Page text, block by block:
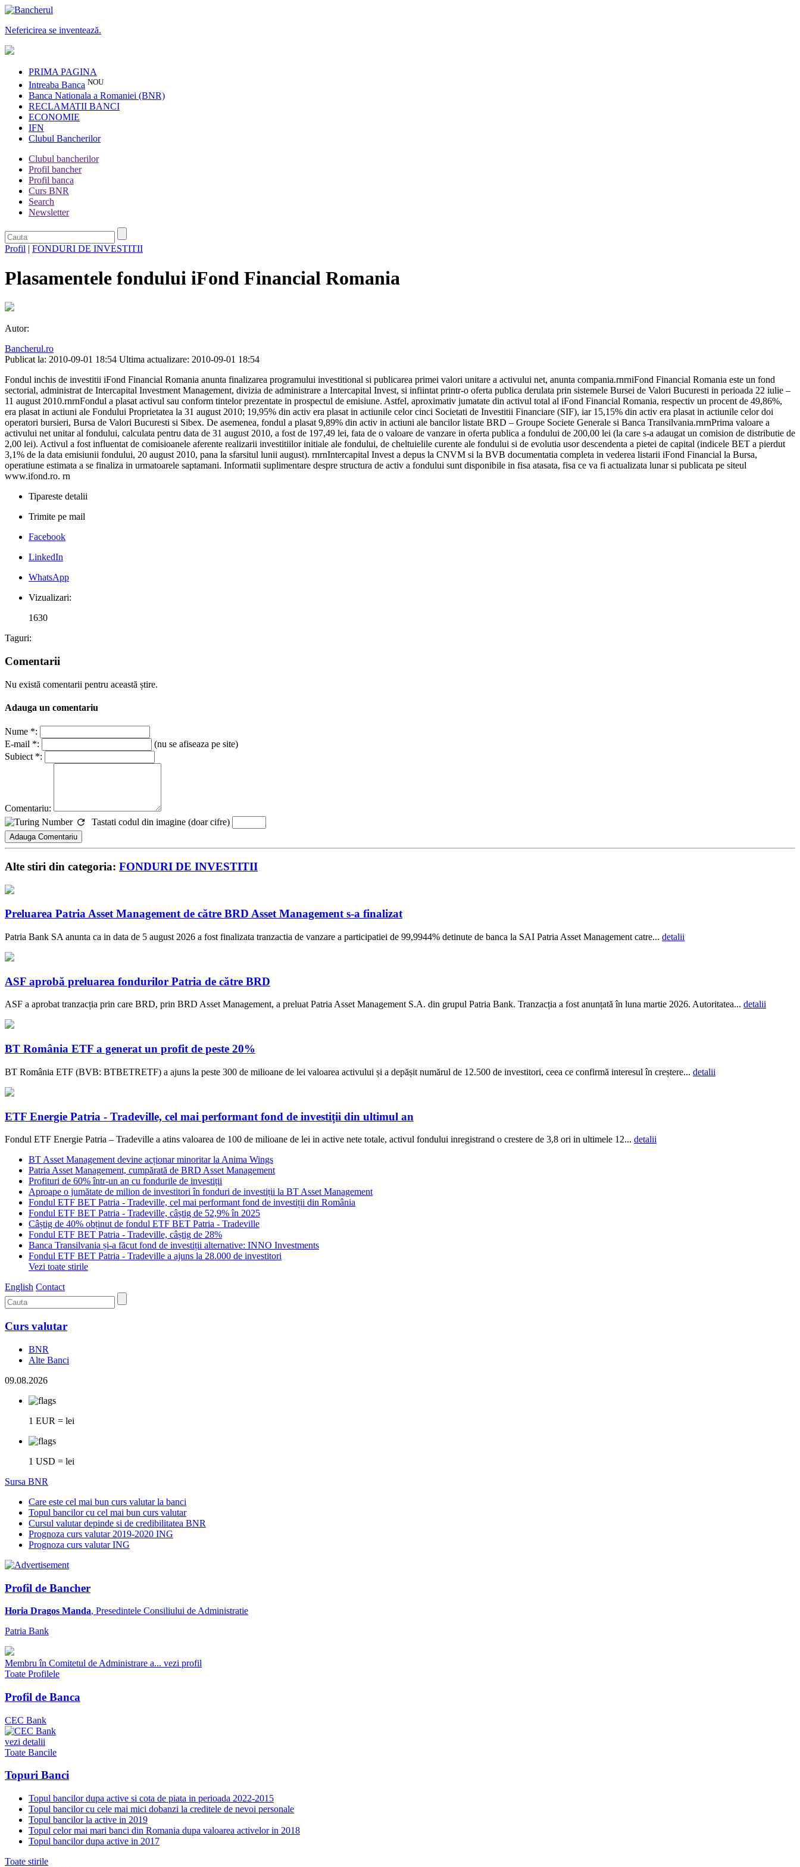
Nefericirea se inventează.
PRIMA PAGINA
Intreaba Banca NOU
Banca Nationala a Romaniei (BNR)
RECLAMATII BANCI
ECONOMIE
IFN
Clubul Bancherilor
Clubul bancherilor
Profil bancher
Profil banca
Curs BNR
Search
Newsletter
Profil | FONDURI DE INVESTITII
Plasamentele fondului iFond Financial Romania
Autor:
Bancherul.ro
Publicat la: 2010-09-01 18:54 Ultima actualizare: 2010-09-01 18:54
Fondul inchis de investitii iFond Financial Romania anunta finalizarea programului investitional si publicarea primei valori unitare a activului net, anunta compania.rnrniFond Financial Romania este un fond
sectorial, administrat de Intercapital Investment Management, divizia de administrare a Intercapital Invest, si infiintat printr-o oferta publica derulata prin sistemele Bursei de Valori Bucuresti in perioada 22 iulie –
11 august 2010.rnrnFondul a plasat activul sau conform tintelor prezentate in prospectul de emisiune. Astfel, aproximativ jumatate din activul total al iFond Financial Romania, respectiv un procent de 49,86%,
era plasat in actiuni ale Fondului Proprietatea la 31 august 2010; 19,95% din activ era plasat in actiunile celor cinci Societati de Investitii Financiare (SIF), iar 15,15% din activ era plasat in actiunile celor doi
operatori bursieri, Bursa de Valori Bucuresti si Sibex. De asemenea, fondul a plasat 9,89% din activ in actiuni ale bancilor listate BRD – Groupe Societe Generale si Banca Transilvania.rnrnPrima valoare a
activului net unitar al fondului, calculata pentru data de 31 august 2010, a fost de 197,49 lei, fata de o valoare de vanzare in oferta publica a fondului de 200,00 lei (la care s-a adaugat un comision de distributie de
2,00 lei). Activul a fost influentat de comisioanele aferente realizarii investitiilor initiale ale fondului, de cheltuielile curente ale fondului si de evolutia usor descendenta a pietei de capital (indicele BET a pierdut
3,1% de la data emisiunii fondului, 20 august 2010, pana la sfarsitul lunii august). rnrnIntercapital Invest a depus la CNVM si la BVB documentatia completa in vederea listarii iFond Financial la Bursa,
operatiune estimata a se finaliza in urmatoarele saptamani. Informatii suplimentare despre structura de activ a fondului sunt disponibile in fisa atasata, fisa ce va fi actualizata lunar si publicata pe siteul
www.ifond.ro. rn
Tipareste detalii
Trimite pe mail
Facebook
LinkedIn
WhatsApp
Vizualizari:
1630
Taguri:
Comentarii
Nu există comentarii pentru această știre.
Adauga un comentariu
Nume *:
E-mail *:
(nu se afiseaza pe site)
Subiect *:
Comentariu:
Tastati codul din imagine (doar cifre)
Alte stiri din categoria: FONDURI DE INVESTITII
Preluarea Patria Asset Management de către BRD Asset Management s-a finalizat
Patria Bank SA anunta ca in data de 5 august 2026 a fost finalizata tranzactia de vanzare a participatiei de 99,9944% detinute de banca la SAI Patria Asset Management catre... detalii
ASF aprobă preluarea fondurilor Patria de către BRD
ASF a aprobat tranzacția prin care BRD, prin BRD Asset Management, a preluat Patria Asset Management S.A. din grupul Patria Bank. Tranzacția a fost anunțată în luna martie 2026. Autoritatea... detalii
BT România ETF a generat un profit de peste 20%
BT România ETF (BVB: BTBETRETF) a ajuns la peste 300 de milioane de lei valoarea activului și a depășit numărul de 12.500 de investitori, ceea ce confirmă interesul în creștere... detalii
ETF Energie Patria - Tradeville, cel mai performant fond de investiții din ultimul an
Fondul ETF Energie Patria – Tradeville a atins valoarea de 100 de milioane de lei in active nete totale, activul fondului inregistrand o crestere de 3,8 ori in ultimele 12... detalii
BT Asset Management devine acționar minoritar la Anima Wings
Patria Asset Management, cumpărată de BRD Asset Management
Profituri de 60% într-un an cu fondurile de investiții
Aproape o jumătate de milion de investitori în fonduri de investiții la BT Asset Management
Fondul ETF BET Patria - Tradeville, cel mai performant fond de investiții din România
Fondul ETF BET Patria - Tradeville, câștig de 52,9% în 2025
Câștig de 40% obținut de fondul ETF BET Patria - Tradeville
Fondul ETF BET Patria - Tradeville, câștig de 28%
Banca Transilvania și-a făcut fond de investiții alternative: INNO Investments
Fondul ETF BET Patria - Tradeville a ajuns la 28.000 de investitori
Vezi toate stirile
English Contact
Curs valutar
BNR
Alte Banci
09.08.2026
1 EUR = lei
1 USD = lei
Sursa BNR
Care este cel mai bun curs valutar la banci
Topul bancilor cu cel mai bun curs valutar
Cursul valutar depinde si de credibilitatea BNR
Prognoza curs valutar 2019-2020 ING
Prognoza curs valutar ING
Profil de Bancher
Horia Dragos Manda, Presedintele Consiliului de Administratie
Patria Bank
Membru în Comitetul de Administrare a... vezi profil
Toate Profilele
Profil de Banca
CEC Bank
vezi detalii
Toate Bancile
Topuri Banci
Topul bancilor dupa active si cota de piata in perioada 2022-2015
Topul bancilor cu cele mai mici dobanzi la creditele de nevoi personale
Topul bancilor la active in 2019
Topul celor mai mari banci din Romania dupa valoarea activelor in 2018
Topul bancilor dupa active in 2017
Toate stirile